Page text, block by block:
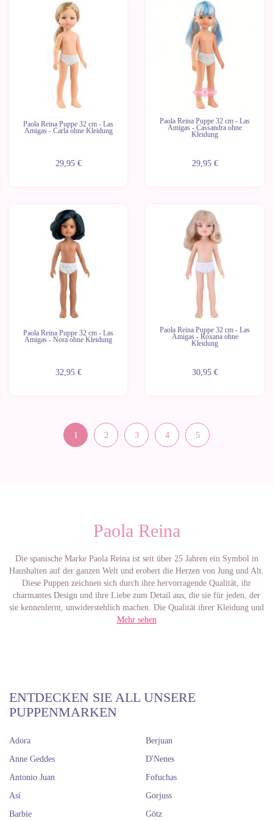
Paola Reina Puppe 32 cm - Las
Amigas - Carla ohne Kleidung
29,95 €
Paola Reina Puppe 32 cm - Las
Amigas - Cassandra ohne
Kleidung
29,95 €
Paola Reina Puppe 32 cm - Las
Amigas - Nora ohne Kleidung
32,95 €
Paola Reina Puppe 32 cm - Las
Amigas - Roxana ohne
Kleidung
30,95 €
1 2 3 4 5
Paola Reina
Die spanische Marke Paola Reina ist seit über 25 Jahren ein Symbol in
Haushalten auf der ganzen Welt und erobert die Herzen von Jung und Alt.
Diese Puppen zeichnen sich durch ihre hervorragende Qualität, ihr
charmantes Design und ihre Liebe zum Detail aus, die sie für jeden, der
sie kennenlernt, unwiderstehlich machen. Die Qualität ihrer Kleidung und
Accessoires ist unübertroffen, mit modernen und bezaubernden Stilen,
Gesichtszüge, die eine große ethnische und kulturelle Vielfalt
Teilen der Welt beliebt macht. Jede Puppe hat einen besonderen
Persönlichkeiten widerspiegeln und es Kindern und Sammlern
ermöglichen, die Puppe zu finden, die am besten zu ihnen passt.
hat, ist"Las Reinas"
, eine Linie größerer Puppen mit einer Größe von 60
cm, die durch ihre Majestät beeindrucken. Diese Puppen sind nicht nur
wunderschön, sondern auch langlebig gestaltet, mit Gelenken, die eine
Vielzahl von Posen ermöglichen, und Outfits, die mit Haute Couture
Mehr sehen
ENTDECKEN SIE ALL UNSERE
PUPPENMARKEN
Adora
Anne Geddes
Antonio Juan
Así
Barbie
Berjuan
D'Nenes
Fofuchas
Gorjuss
Götz